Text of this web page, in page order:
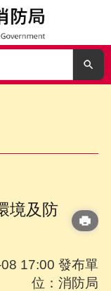
搜
尋
境及防
17:00 發布單
位：消防局